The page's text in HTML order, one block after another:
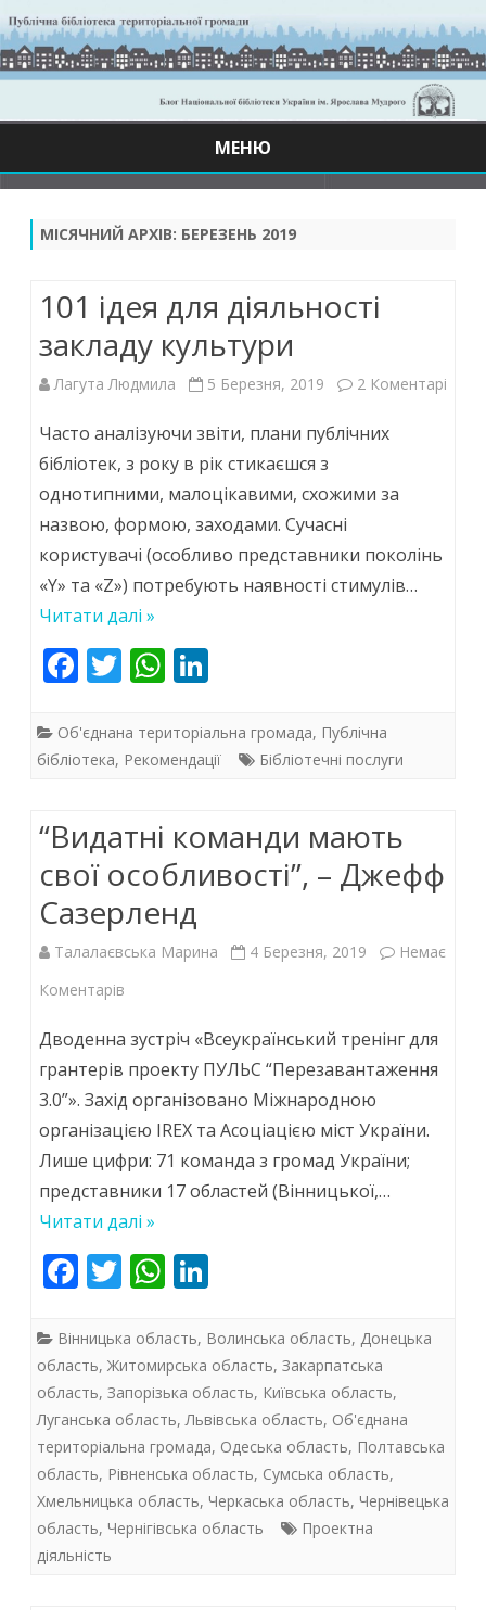
МЕНЮ
МІСЯЧНИЙ АРХІВ: БЕРЕЗЕНЬ 2019
101 ідея для діяльності
закладу культури
Лагута Людмила 5 Березня, 2019 2 Коментарі
Часто аналізуючи звіти, плани публічних
бібліотек, з року в рік стикаєшся з
однотипними, малоцікавими, схожими за
назвою, формою, заходами. Сучасні
користувачі (особливо представники поколінь
«Y» та «Z») потребують наявності стимулів…
Читати далі »
F
e
b
o
k
T
itt
er
W
at
s
p
p
k
e
n
Об'єднана територіальна громада, Публічна
бібліотека, Рекомендації Бібліотечні послуги
“Видатні команди мають
свої особливості”, – Джефф
Сазерленд
Талалаєвська Марина 4 Березня, 2019
Немає
Коментарів
команди
мають
свої
особливості”,
–
Джефф
Сазерленд
Дводенна зустріч «Всеукраїнський тренінг для
грантерів проекту ПУЛЬС “Перезавантаження
3.0”». Захід організовано Міжнародною
організацією IREX та Асоціацією міст України.
Лише цифри: 71 команда з громад України;
представники 17 областей (Вінницької,…
Читати далі »
F
e
b
o
o
k
T
itt
er
W
at
s
A
p
p
k
e
dI
n
Вінницька область, Волинська область, Донецька
область, Житомирська область, Закарпатська
область, Запорізька область, Київська область,
Луганська область,Львівська область, Об'єднана
територіальна громада, Одеська область, Полтавська
область, Рівненська область, Сумська область,
Хмельницька область, Черкаська область, Чернівецька
область, Чернігівська область
Проектна
діяльність